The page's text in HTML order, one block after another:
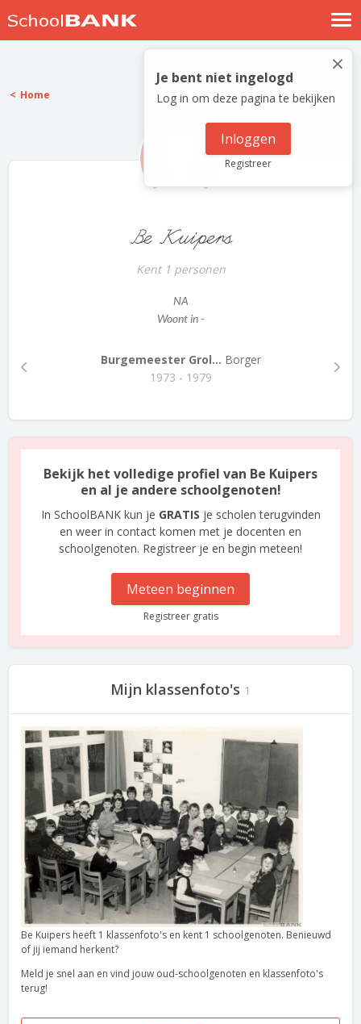
Nostalgische verhalen
Log in
Meld je gratis aan
×
Je bent niet ingelogd
Log in om deze pagina te bekijken
Inloggen
Registreer
Home
Be Kuipers
Kent 1 personen
NA
Woont in -
Burgemeester Grol... Borger
1973 - 1979
Bekijk het volledige profiel van Be Kuipers
en al je andere schoolgenoten!
In SchoolBANK kun je GRATIS je scholen terugvinden
en weer in contact komen met je docenten en
schoolgenoten. Registreer je en begin meteen!
Meteen beginnen
Registreer gratis
Mijn klassenfoto's 1
Be Kuipers heeft 1 klassenfoto's en kent 1 schoolgenoten. Benieuwd
of jij iemand herkent?
Meld je snel aan en vind jouw oud-schoolgenoten en klassenfoto's
terug!